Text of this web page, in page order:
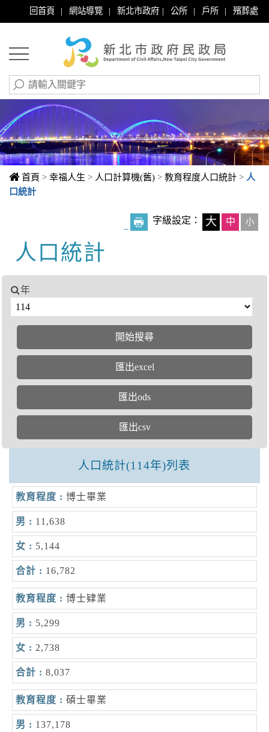
回首頁 | 網站導覽 | 新北市政府 | 公所 | 戶所 | 殯葬處
首頁 > 幸福人生 > 人口計算機(舊) > 教育程度人口統計 > 人
口統計
字級設定： 大 中 小
中央內容區塊
人口統計
年
人口統計(114年)列表
博士畢業
11,638
5,144
16,782
博士肄業
5,299
2,738
8,037
碩士畢業
137,178